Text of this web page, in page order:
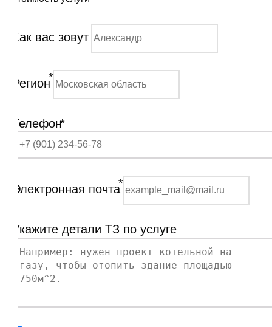
Как вас зовут
Регион*
Телефон*
Электронная почта*
Укажите детали ТЗ по услуге